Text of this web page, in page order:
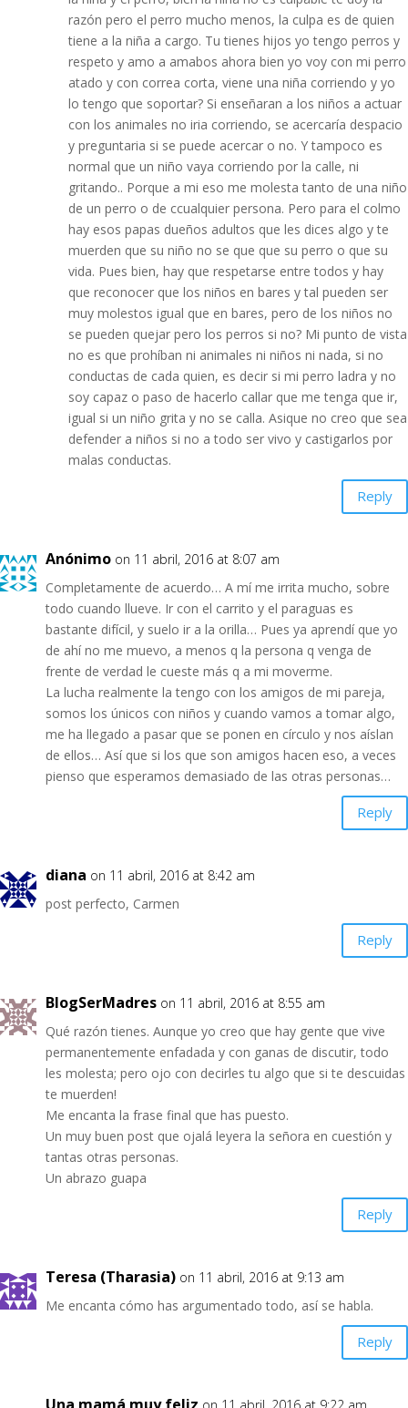
razón pero el perro mucho menos, la culpa es de quien
tiene a la niña a cargo. Tu tienes hijos yo tengo perros y
respeto y amo a amabos ahora bien yo voy con mi perro
atado y con correa corta, viene una niña corriendo y yo
lo tengo que soportar? Si enseñaran a los niños a actuar
con los animales no iria corriendo, se acercaría despacio
y preguntaria si se puede acercar o no. Y tampoco es
normal que un niño vaya corriendo por la calle, ni
gritando.. Porque a mi eso me molesta tanto de una niño
de un perro o de ccualquier persona. Pero para el colmo
hay esos papas dueños adultos que les dices algo y te
muerden que su niño no se que que su perro o que su
vida. Pues bien, hay que respetarse entre todos y hay
que reconocer que los niños en bares y tal pueden ser
muy molestos igual que en bares, pero de los niños no
se pueden quejar pero los perros si no? Mi punto de vista
no es que prohíban ni animales ni niños ni nada, si no
conductas de cada quien, es decir si mi perro ladra y no
soy capaz o paso de hacerlo callar que me tenga que ir,
igual si un niño grita y no se calla. Asique no creo que sea
defender a niños si no a todo ser vivo y castigarlos por
malas conductas.
Reply
Anónimo on 11 abril, 2016 at 8:07 am
Completamente de acuerdo… A mí me irrita mucho, sobre
todo cuando llueve. Ir con el carrito y el paraguas es
bastante difícil, y suelo ir a la orilla… Pues ya aprendí que yo
de ahí no me muevo, a menos q la persona q venga de
frente de verdad le cueste más q a mi moverme.
La lucha realmente la tengo con los amigos de mi pareja,
somos los únicos con niños y cuando vamos a tomar algo,
me ha llegado a pasar que se ponen en círculo y nos aíslan
de ellos… Así que si los que son amigos hacen eso, a veces
pienso que esperamos demasiado de las otras personas…
Reply
diana on 11 abril, 2016 at 8:42 am
post perfecto, Carmen
Reply
BlogSerMadres on 11 abril, 2016 at 8:55 am
Qué razón tienes. Aunque yo creo que hay gente que vive
permanentemente enfadada y con ganas de discutir, todo
les molesta; pero ojo con decirles tu algo que si te descuidas
te muerden!
Me encanta la frase final que has puesto.
Un muy buen post que ojalá leyera la señora en cuestión y
tantas otras personas.
Un abrazo guapa
Reply
Teresa (Tharasia) on 11 abril, 2016 at 9:13 am
Me encanta cómo has argumentado todo, así se habla.
Reply